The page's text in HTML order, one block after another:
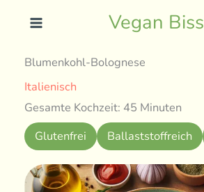
Vegan Biss
Blumenkohl-Bolognese
Italienisch
Gesamte Kochzeit: 45 Minuten
Glutenfrei
Ballaststoffreich